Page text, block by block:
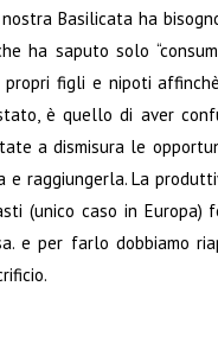
Basilicata ha
ha saputo solo
figli e nipoti
è quello di aver
a dismisura le
e raggiungerla. La
(unico caso in
e per farlo dobbiamo